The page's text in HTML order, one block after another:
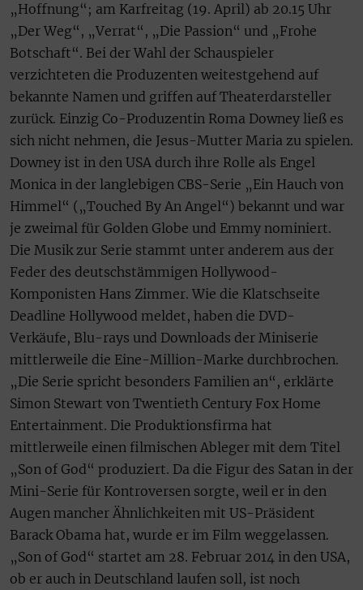
„Hoffnung“; am Karfreitag (19. April) ab 20.15 Uhr
„Der Weg“, „Verrat“, „Die Passion“ und „Frohe
Botschaft“. Bei der Wahl der Schauspieler
verzichteten die Produzenten weitestgehend auf
bekannte Namen und griffen auf Theaterdarsteller
zurück. Einzig Co-Produzentin Roma Downey ließ es
sich nicht nehmen, die Jesus-Mutter Maria zu spielen.
Downey ist in den USA durch ihre Rolle als Engel
Monica in der langlebigen CBS-Serie „Ein Hauch von
Himmel“ („Touched By An Angel“) bekannt und war
je zweimal für Golden Globe und Emmy nominiert.
Die Musik zur Serie stammt unter anderem aus der
Feder des deutschstämmigen Hollywood-
Komponisten Hans Zimmer. Wie die Klatschseite
Deadline Hollywood meldet, haben die DVD-
Verkäufe, Blu-rays und Downloads der Miniserie
mittlerweile die Eine-Million-Marke durchbrochen.
„Die Serie spricht besonders Familien an“, erklärte
Simon Stewart von Twentieth Century Fox Home
Entertainment. Die Produktionsfirma hat
mittlerweile einen filmischen Ableger mit dem Titel
„Son of God“ produziert. Da die Figur des Satan in der
Mini-Serie für Kontroversen sorgte, weil er in den
Augen mancher Ähnlichkeiten mit US-Präsident
Barack Obama hat, wurde er im Film weggelassen.
„Son of God“ startet am 28. Februar 2014 in den USA,
ob er auch in Deutschland laufen soll, ist noch